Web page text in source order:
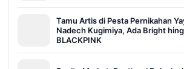
Tamu Artis di Pesta Pernikahan
Nadech Kugimiya, Ada Bright
BLACKPINK